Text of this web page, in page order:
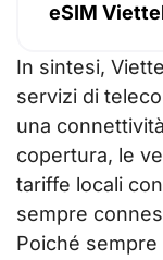
eSIM
In sintesi,
servizi di
una
copertura, le
tariffe locali
sempre
Poiché